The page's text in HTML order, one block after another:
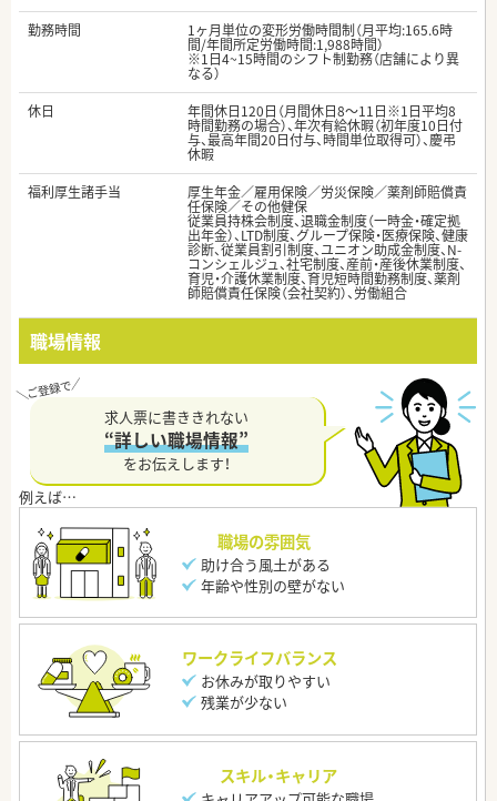
勤務時間
1ヶ月単位の変形労働時間制（月平均:165.6時
間/年間所定労働時間:1,988時間）
※1日4~15時間のシフト制勤務（店舗により異
なる）
休日
年間休日120日（月間休日8～11日※1日平均8
時間勤務の場合）、年次有給休暇（初年度10日付
与、最高年間20日付与、時間単位取得可）、慶弔
休暇
福利厚生諸手当
厚生年金／雇用保険／労災保険／薬剤師賠償責
任保険／その他健保
従業員持株会制度、退職金制度（一時金・確定拠
出年金）、LTD制度、グループ保険・医療保険、健康
診断、従業員割引制度、ユニオン助成金制度、N-
コンシェルジュ、社宅制度、産前・産後休業制度、
育児・介護休業制度、育児短時間勤務制度、薬剤
師賠償責任保険（会社契約）、労働組合
職場情報
求人票に書ききれない
“詳しい職場情報”
をお伝えします！
職場の雰囲気
助け合う風土がある
年齢や性別の壁がない
ワークライフバランス
お休みが取りやすい
残業が少ない
スキル・キャリア